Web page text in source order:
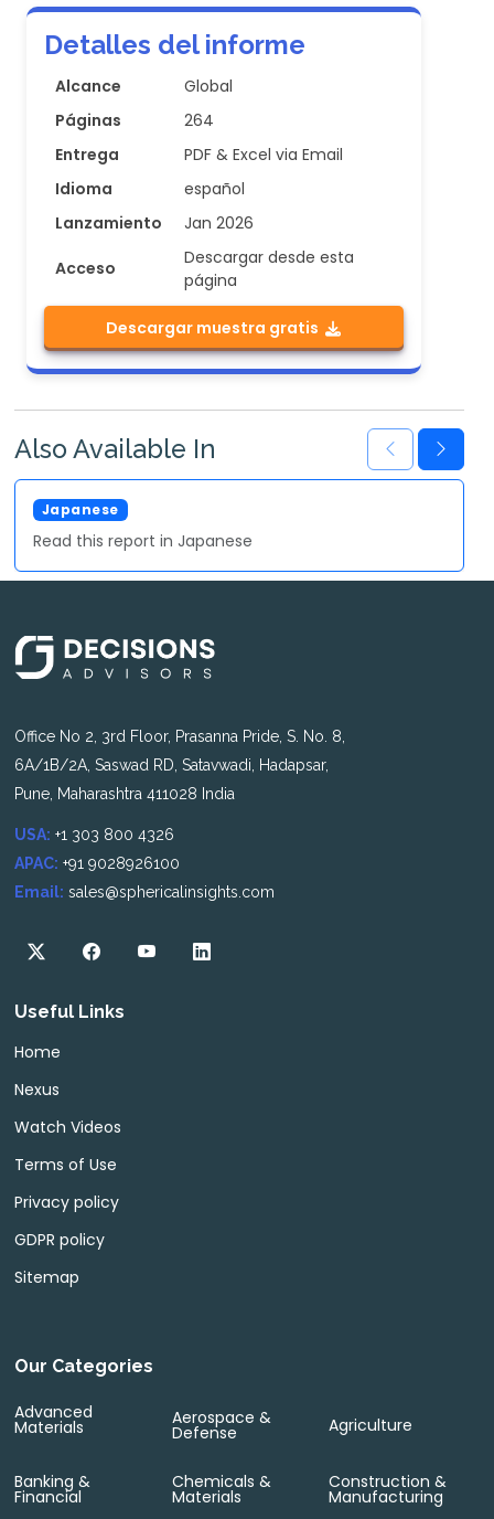
Detalles del informe
Alcance
Global
Páginas
264
Entrega
PDF & Excel via Email
Idioma
español
Lanzamiento
Jan 2026
Acceso
Descargar desde esta
página
Descargar muestra gratis
Also Available In
Japanese
Read this report in Japanese
Office No 2, 3rd Floor, Prasanna Pride, S. No. 8,
6A/1B/2A, Saswad RD, Satavwadi, Hadapsar,
Pune, Maharashtra 411028 India
USA: +1 303 800 4326
APAC: +91 9028926100
Email: sales@sphericalinsights.com
Useful Links
Home
Nexus
Watch Videos
Terms of Use
Privacy policy
GDPR policy
Sitemap
Our Categories
Advanced
Materials Aerospace &
Defense Agriculture
Banking &
Financial
Chemicals &
Materials
Construction &
Manufacturing